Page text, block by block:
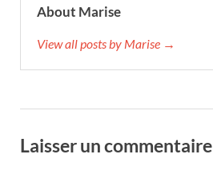
About Marise
View all posts by Marise →
Laisser un commentaire